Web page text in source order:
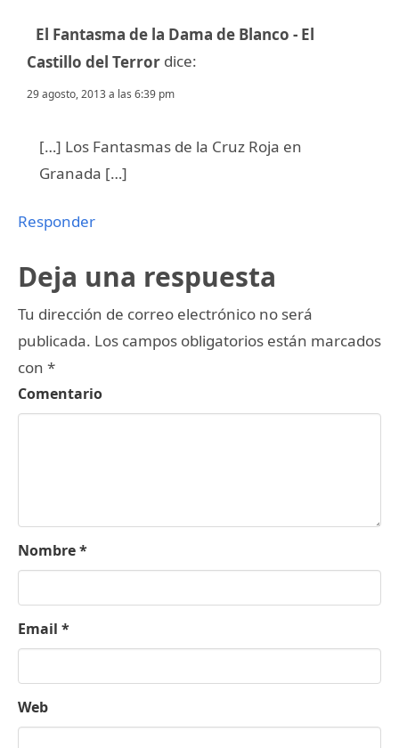
El Fantasma de la Dama de Blanco - El
Castillo del Terror dice:
29 agosto, 2013 a las 6:39 pm
[…] Los Fantasmas de la Cruz Roja en
Granada […]
Responder
Deja una respuesta
Tu dirección de correo electrónico no será
publicada. Los campos obligatorios están marcados
con *
Comentario
Nombre*
Email *
Web